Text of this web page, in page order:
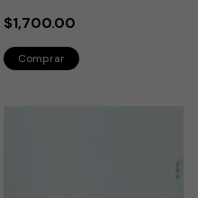
$1,700.00